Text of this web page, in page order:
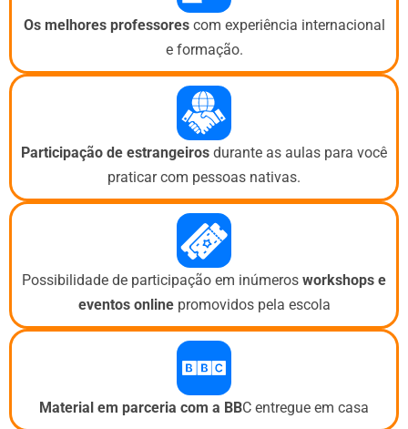
Os melhores professorescom experiência internacional
e formação.
Participação de estrangeiros durante as aulas para você
praticar com pessoas nativas.
Possibilidade de participação em inúmeros workshops e
eventos online promovidos pela escola
Material em parceria com a BBC entregue em casa